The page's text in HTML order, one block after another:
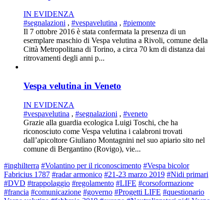
IN EVIDENZA
#segnalazioni , #vespavelutina , #piemonte
Il 7 ottobre 2016 è stata confermata la presenza di un
esemplare maschio di Vespa velutina a Rivoli, comune della
Città Metropolitana di Torino, a circa 70 km di distanza dai
ritrovamenti degli anni p...
Vespa velutina in Veneto
IN EVIDENZA
#vespavelutina , #segnalazioni , #veneto
Grazie alla guardia ecologica Luigi Toschi, che ha
riconosciuto come Vespa velutina i calabroni trovati
dall’apicoltore Giuliano Montagnini nel suo apiario sito nel
comune di Bergantino (Rovigo), vie...
#inghilterra #Volantino per il riconoscimento #Vespa bicolor
Fabricius 1787 #radar armonico #21-23 marzo 2019 #Nidi primari
#DVD #trappolaggio #regolamento #LIFE #corsoformazione
#francia #comunicazione #governo #Progetti LIFE #questionario